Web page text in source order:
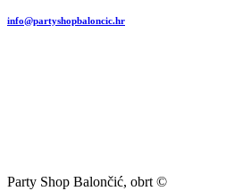
info@partyshopbaloncic.hr
Party Shop Balončić, obrt ©